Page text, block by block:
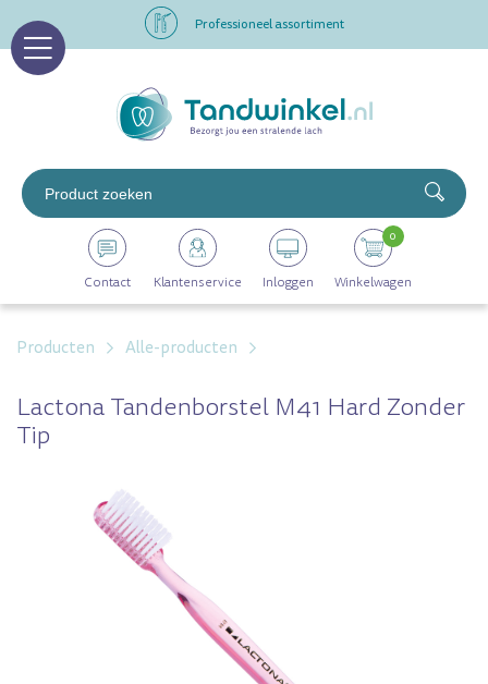
Professioneel assortiment
Op werkdagen voor 16.00 uur besteld, morgen in huis
Professioneel assortiment
Altijd op voorraad
Contact Klantenservice Inloggen Winkelwagen
0
Producten Alle-producten
Lactona Tandenborstel M41 Hard Zonder
Tip